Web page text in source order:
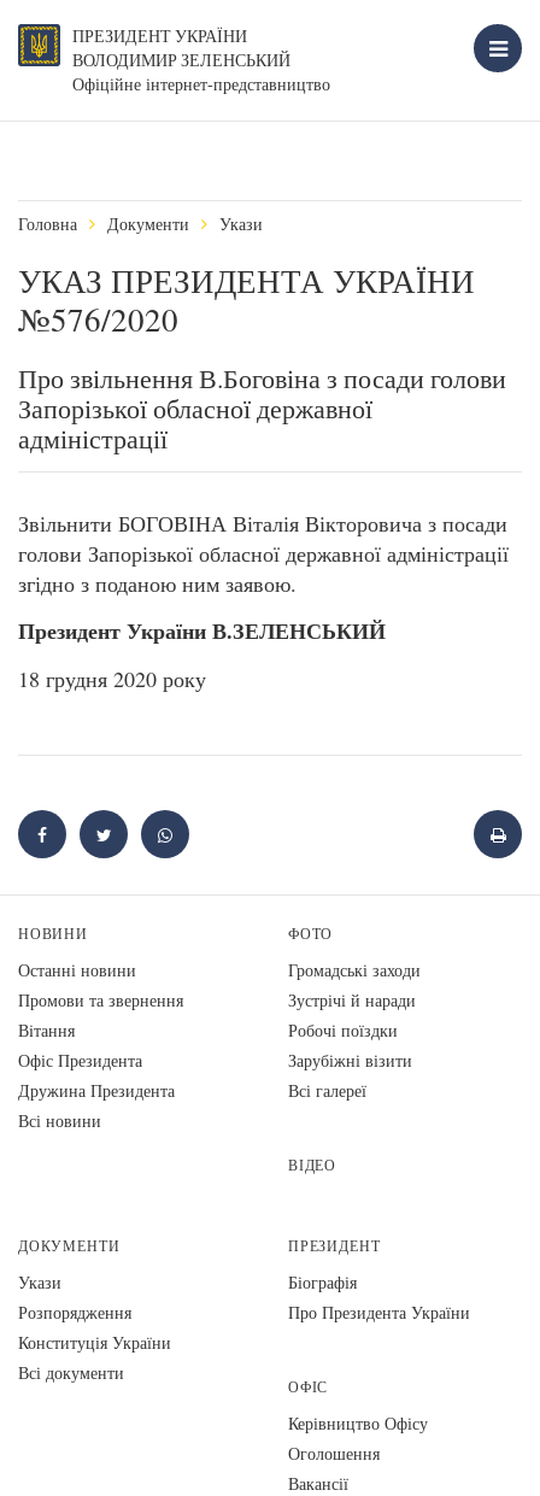
ПРЕЗИДЕНТ УКРАЇНИ
ВОЛОДИМИР ЗЕЛЕНСЬКИЙ
Офіційне інтернет-представництво
Головна Документи Укази
УКАЗ ПРЕЗИДЕНТА УКРАЇНИ
№576/2020
Про звільнення В.Боговіна з посади голови
Запорізької обласної державної
адміністрації
Звільнити БОГОВІНА Віталія Вікторовича з посади
голови Запорізької обласної державної адміністрації
згідно з поданою ним заявою.
Президент України В.ЗЕЛЕНСЬКИЙ
18 грудня 2020 року
НОВИНИ
Останні новини
Промови та звернення
Вiтання
Офіс Президента
Дружина Президента
Всі новини
ФОТО
Громадські заходи
Зустрічі й наради
Робочі поїздки
Зарубіжні візити
Всі галереї
ВІДЕО
ДОКУМЕНТИ
Укази
Розпорядження
Конституція України
Всі документи
ПРЕЗИДЕНТ
Біографія
Про Президента України
ОФІС
Керівництво Офісу
Оголошення
Вакансії